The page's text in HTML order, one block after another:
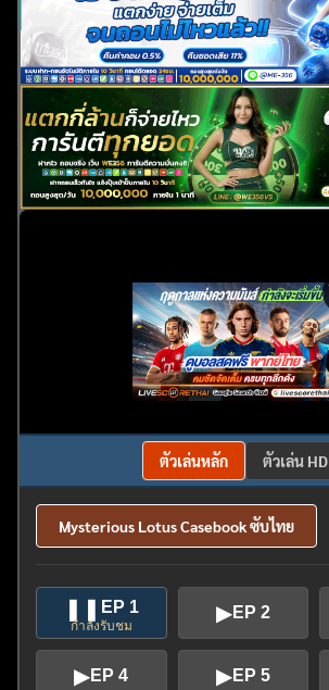
ตัวเล่นหลัก ตัวเล่น HD
Mysterious Lotus Casebook ซับไทย
EP 1
กำลังรับชม
▶EP 2
▶EP 4 ▶EP 5